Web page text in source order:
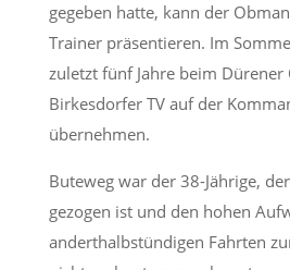
gegeben hatte, kann der
Trainer präsentieren. Im
zuletzt fünf Jahre beim Dürener
Birkesdorfer TV auf der
übernehmen.
Buteweg war der 38-Jährige,
gezogen ist und den hohen
anderthalbstündigen Fahrten